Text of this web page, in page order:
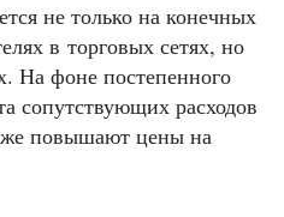
не только на конечных
в торговых сетях, но
На фоне постепенного
сопутствующих расходов
повышают цены на